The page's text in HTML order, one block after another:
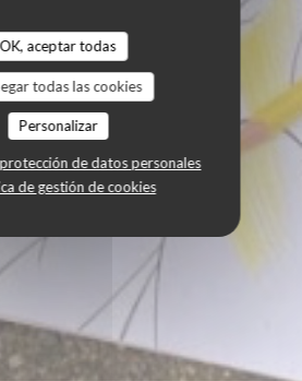
OK, aceptar todas
todas las cookies
Personalizar
de datos personales
de gestión de cookies